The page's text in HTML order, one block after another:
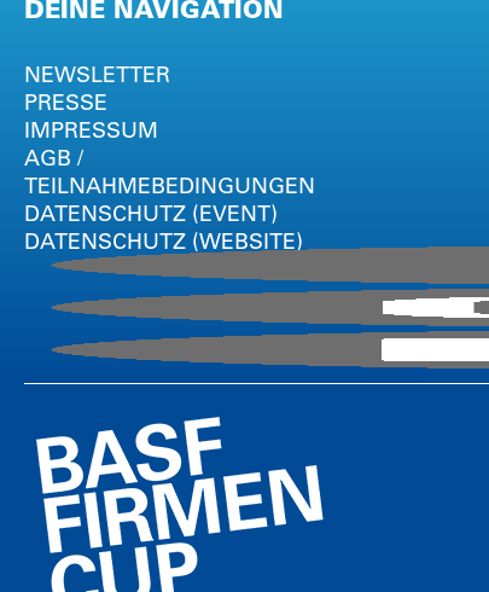
DEINE NAVIGATION
NEWSLETTER
PRESSE
IMPRESSUM
AGB /
TEILNAHMEBEDINGUNGEN
DATENSCHUTZ (EVENT)
DATENSCHUTZ (WEBSITE)